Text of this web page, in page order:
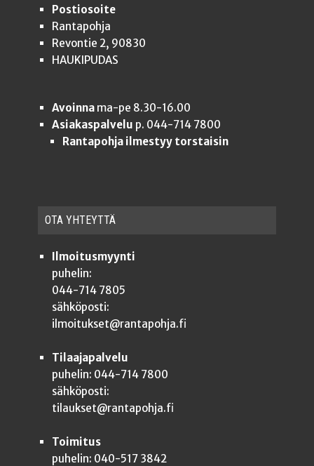
Postiosoite
Rantapohja
Revontie 2, 90830
HAUKIPUDAS
Avoinnama-pe 8.30-16.00
Asiakaspalvelu p. 044-714 7800
Rantapohja ilmestyy torstaisin
OTA YHTEYT­TÄ
Ilmoitusmyynti
puhelin:
044-714 7805
sähköposti:
ilmoitukset@rantapohja.fi
Tilaajapalvelu
puhelin: 044-714 7800
sähköposti:
tilaukset@rantapohja.fi
Toimitus
puhelin: 040-517 3842